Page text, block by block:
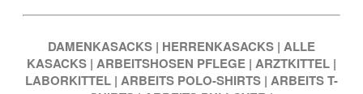
DAMENKASACKS | HERRENKASACKS | ALLE
KASACKS | ARBEITSHOSEN PFLEGE | ARZTKITTEL |
LABORKITTEL | ARBEITS POLO-SHIRTS | ARBEITS T-